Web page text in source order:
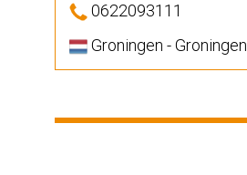
0622093111
Groningen - Groningen